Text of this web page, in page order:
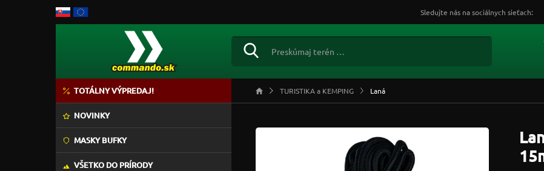
TURISTIKA a KEMPING Laná
TOTÁLNY VÝPREDAJ!
NOVINKY
MASKY BUFKY
VŠETKO DO PRÍRODY
Sledujte nás na sociálnych sieťach: